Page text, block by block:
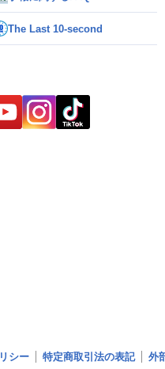
The Last 10-second
シー 特定商取引法の表記 外